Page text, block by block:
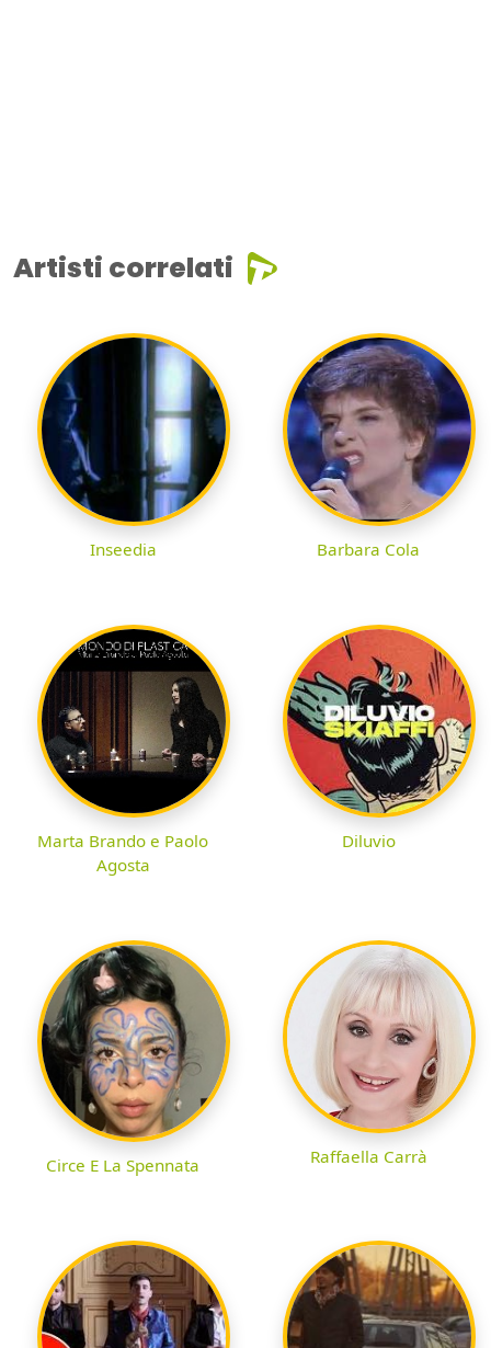
Artisti correlati
Inseedia Barbara Cola
Marta Brando e Paolo
Agosta
Diluvio
Circe E La Spennata Raffaella Carrà